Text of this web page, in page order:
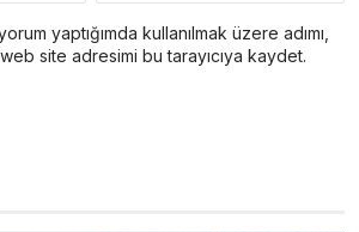
yaptığımda kullanılmak üzere adımı,
site adresimi bu tarayıcıya kaydet.